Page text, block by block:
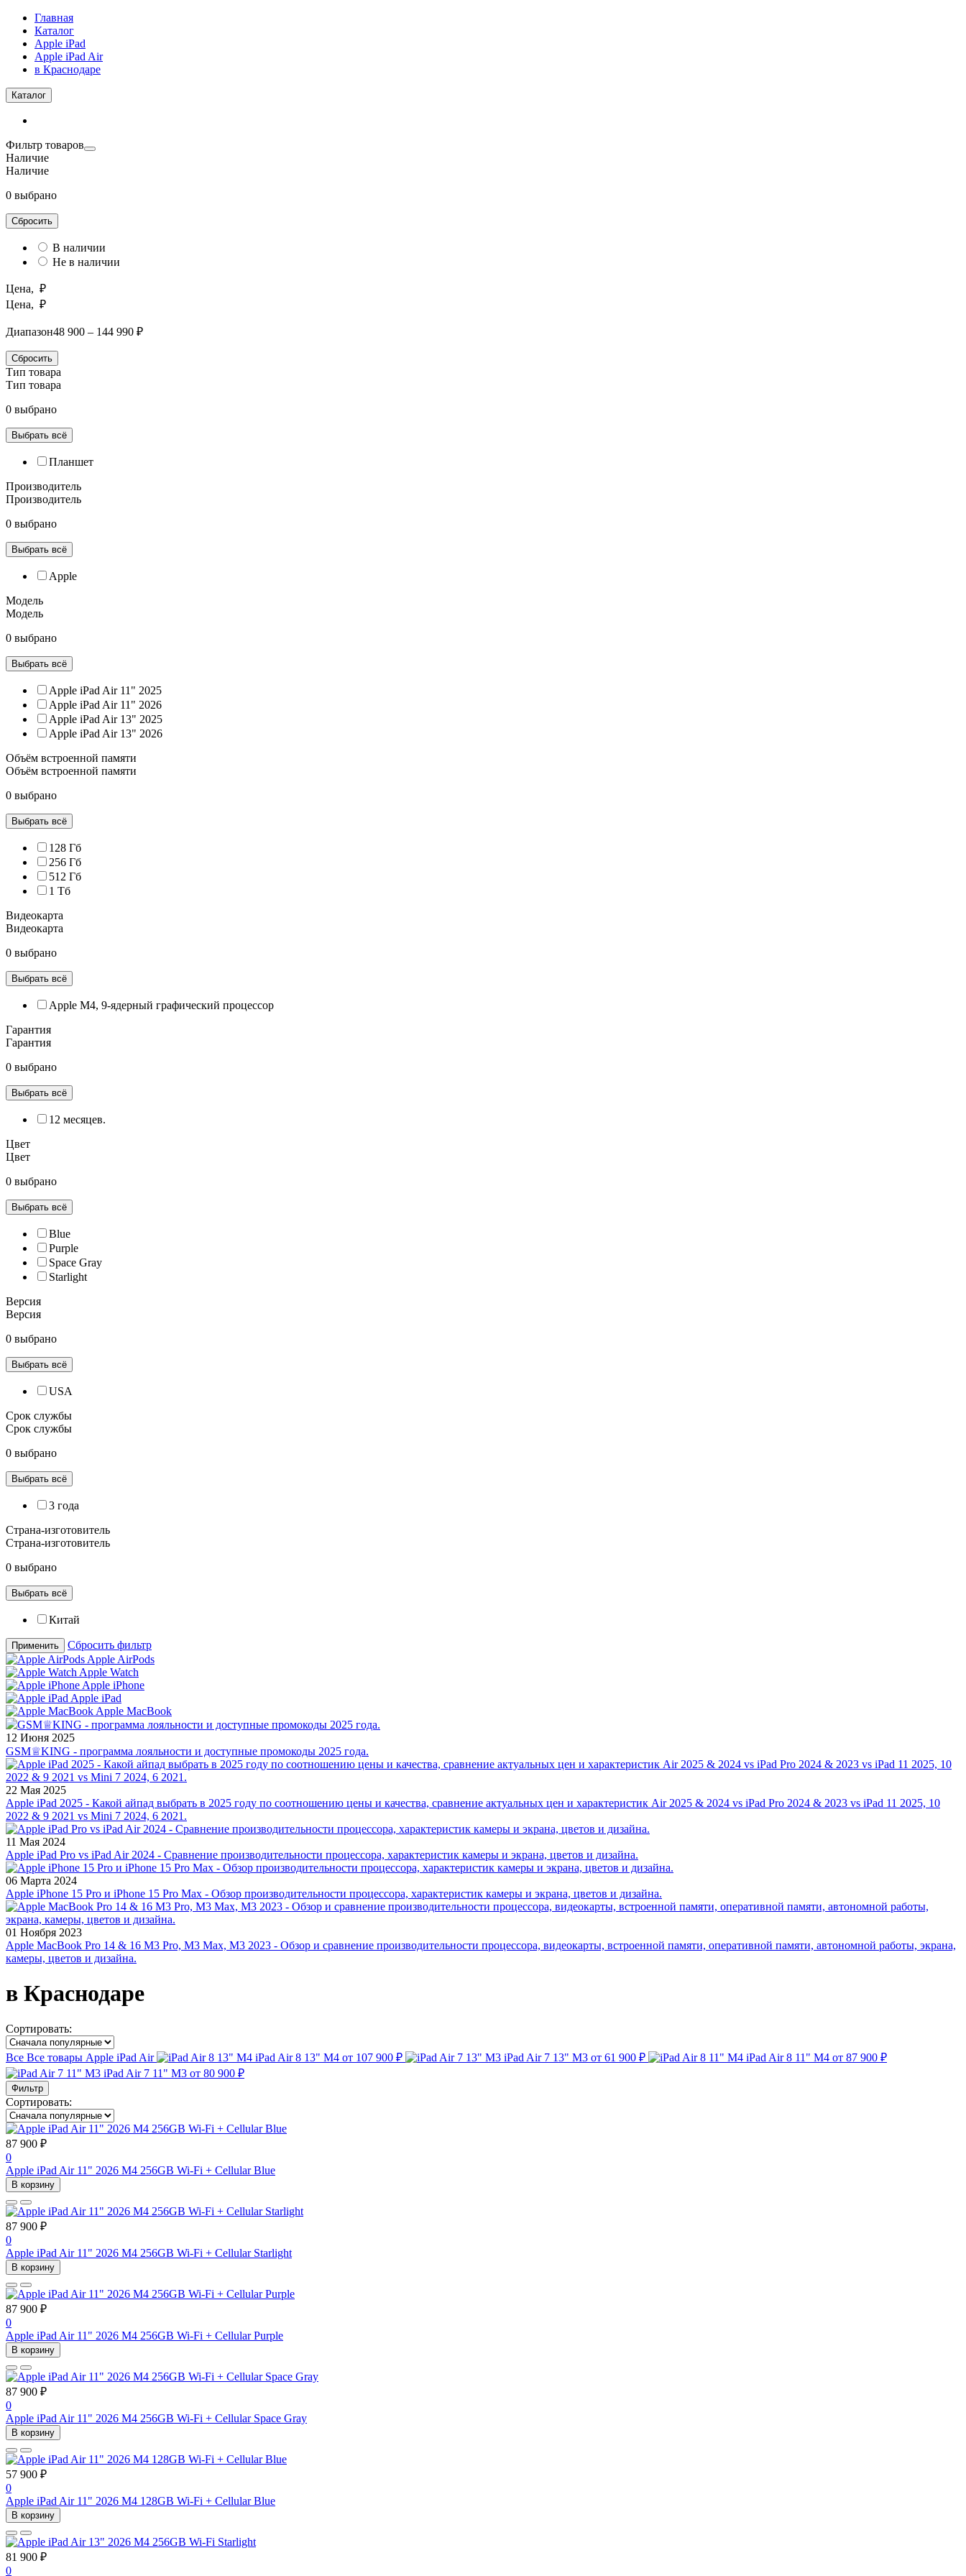
Главная
Каталог
Apple iPad
Apple iPad Air
в Краснодаре
Каталог
Фильтр товаров
Наличие
Наличие
0 выбрано
Сбросить
В наличии
Не в наличии
Цена, ₽
Цена, ₽
Диапазон48 900 – 144 990 ₽
Сбросить
Тип товара
Тип товара
0 выбрано
Выбрать всё
Планшет
Производитель
Производитель
0 выбрано
Выбрать всё
Apple
Модель
Модель
0 выбрано
Выбрать всё
Apple iPad Air 11" 2025
Apple iPad Air 11" 2026
Apple iPad Air 13" 2025
Apple iPad Air 13" 2026
Объём встроенной памяти
Объём встроенной памяти
0 выбрано
Выбрать всё
128 Гб
256 Гб
512 Гб
1 Тб
Видеокарта
Видеокарта
0 выбрано
Выбрать всё
Apple M4, 9‑ядерный графический процессор
Гарантия
Гарантия
0 выбрано
Выбрать всё
12 месяцев.
Цвет
Цвет
0 выбрано
Выбрать всё
Blue
Purple
Space Gray
Starlight
Версия
Версия
0 выбрано
Выбрать всё
USA
Срок службы
Срок службы
0 выбрано
Выбрать всё
3 года
Страна-изготовитель
Страна-изготовитель
0 выбрано
Выбрать всё
Китай
Применить
Сбросить фильтр
Apple AirPods
Apple Watch
Apple iPhone
Apple iPad
Apple MacBook
12 Июня 2025
GSM♕KING - программа лояльности и доступные промокоды 2025 года.
22 Мая 2025
Apple iPad 2025 - Какой айпад выбрать в 2025 году по соотношению цены и качества, сравнение актуальных цен и характеристик Air 2025 & 2024 vs iPad Pro 2024 & 2023 vs iPad 11 2025, 10
2022 & 9 2021 vs Mini 7 2024, 6 2021.
11 Мая 2024
Apple iPad Pro vs iPad Air 2024 - Сравнение производительности процессора, характеристик камеры и экрана, цветов и дизайна.
06 Марта 2024
Apple iPhone 15 Pro и iPhone 15 Pro Max - Обзор производительности процессора, характеристик камеры и экрана, цветов и дизайна.
01 Ноября 2023
Apple MacBook Pro 14 & 16 M3 Pro, M3 Max, M3 2023 - Обзор и сравнение производительности процессора, видеокарты, встроенной памяти, оперативной памяти, автономной работы, экрана,
камеры, цветов и дизайна.
в Краснодаре
Сортировать:
Все Все товары Apple iPad Air iPad Air 8 13" M4 от 107 900 ₽ iPad Air 7 13" M3 от 61 900 ₽ iPad Air 8 11" M4 от 87 900 ₽
iPad Air 7 11" M3 от 80 900 ₽
Фильтр
Сортировать:
87 900 ₽
0
Apple iPad Air 11" 2026 M4 256GB Wi-Fi + Cellular Blue
В корзину
87 900 ₽
0
Apple iPad Air 11" 2026 M4 256GB Wi-Fi + Cellular Starlight
В корзину
87 900 ₽
0
Apple iPad Air 11" 2026 M4 256GB Wi-Fi + Cellular Purple
В корзину
87 900 ₽
0
Apple iPad Air 11" 2026 M4 256GB Wi-Fi + Cellular Space Gray
В корзину
57 900 ₽
0
Apple iPad Air 11" 2026 M4 128GB Wi-Fi + Cellular Blue
В корзину
81 900 ₽
0